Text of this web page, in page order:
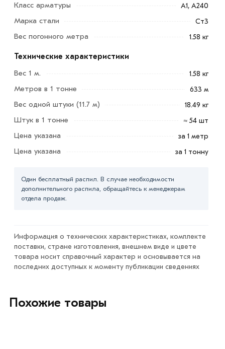
Арматура гладкая 16 мм A240 является незаменимым
строительным материалом, которая способна
повышать прочность возводимой конструкции.
Стержень имеет противодействие возможной
является её устойчивость перед различными внешними
воздействиями. Основными потребителями являются
строительные компании, занимающиеся возведением
Для приобретения данной позиции, кликните мышкой
«Добавить в корзину»или нажмите на кнопку
«Быстрый заказ». Также можете купить позвонив по
контактам указанным на сайте.
мм A240 из категории Арматура гладкая А1
Класс арматуры А1, А240
Марка стали Ст3
Вес погонного метра 1.58 кг
Технические характеристики
Вес 1 м.
1.58 кг
Метров в 1 тонне 633 м
Вес одной штуки (11.7 м) 18.49 кг
Штук в 1 тонне ≈ 54 шт
Цена указана за 1 метр
Цена указана за 1 тонну
Один бесплатный распил. В случае необходимости
дополнительного распила, обращайтесь к менеджерам
отдела продаж.
Информация о технических характеристиках, комплекте
поставки, стране изготовления, внешнем виде и цвете
товара носит справочный характер и основывается на
последних доступных к моменту публикации сведениях
Похожие товары